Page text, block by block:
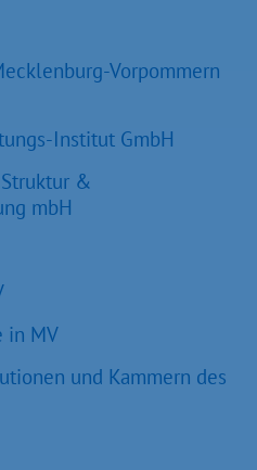
Vorpommern
Institut GmbH
&
mbH
in MV
und Kammern des